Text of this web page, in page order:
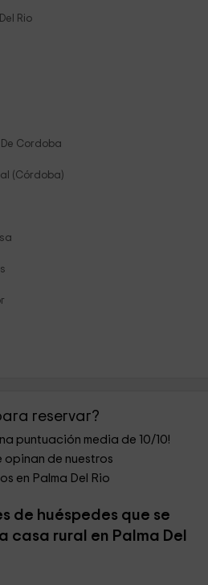
Rio
Cordoba
(Córdoba)
reservar?
puntuación media de 10/10!
opinan de nuestros
en Palma Del Rio
de huéspedes que se
casa rural en Palma Del